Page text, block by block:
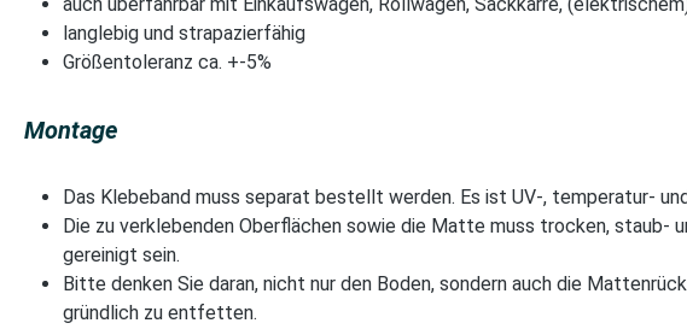
langlebig und strapazierfähig
Größentoleranz ca. +-5%
Montage
Das Klebeband muss separat bestellt werden. Es ist UV-, temperatur-
Die zu verklebenden Oberflächen sowie die Matte muss trocken, staub-
gereinigt sein.
Bitte denken Sie daran, nicht nur den Boden, sondern auch die
gründlich zu entfetten.